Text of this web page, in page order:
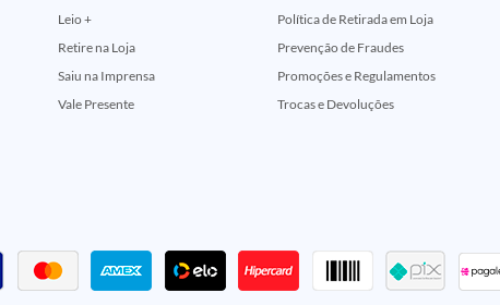
Leio +
Retire na Loja
Saiu na Imprensa
Vale Presente
Política de Retirada em Loja
Prevenção de Fraudes
Promoções e Regulamentos
Trocas e Devoluções